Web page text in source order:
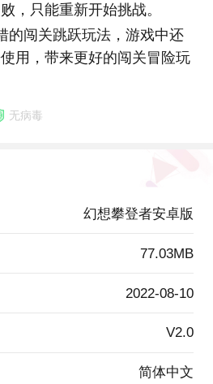
，只能重新开始挑战。
的闯关跳跃玩法，游戏中还
用，带来更好的闯关冒险玩
无病毒
幻想攀登者安卓版
77.03MB
2022-08-10
V2.0
简体中文